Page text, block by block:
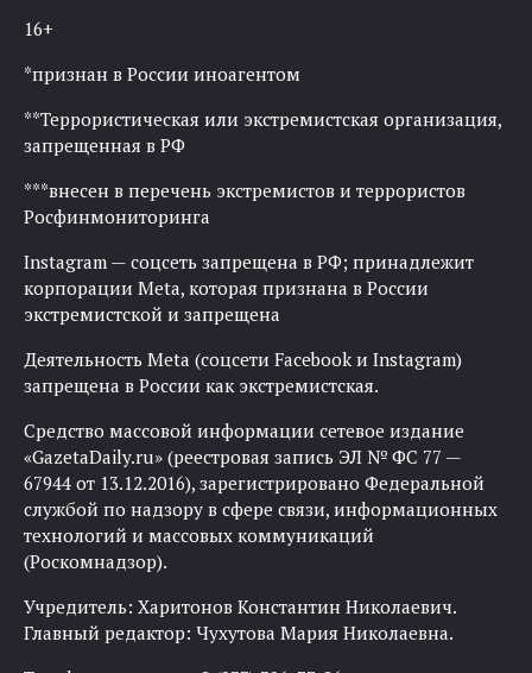
16+
*признан в России иноагентом
**Террористическая или экстремистская организация,
запрещенная в РФ
***внесен в перечень экстремистов и террористов
Росфинмониторинга
Instagram — соцсеть запрещена в РФ; принадлежит
корпорации Meta, которая признана в России
экстремистской и запрещена
Деятельность Meta (соцсети Facebook и Instagram)
запрещена в России как экстремистская.
Средство массовой информации сетевое издание
«GazetaDaily.ru» (реестровая запись ЭЛ № ФС 77 —
67944 от 13.12.2016), зарегистрировано Федеральной
службой по надзору в сфере связи, информационных
технологий и массовых коммуникаций
(Роскомнадзор).
Учредитель: Харитонов Константин Николаевич.
Главный редактор: Чухутова Мария Николаевна.